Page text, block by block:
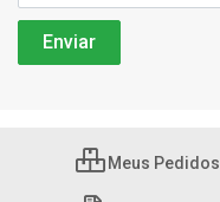
Meus Pedidos